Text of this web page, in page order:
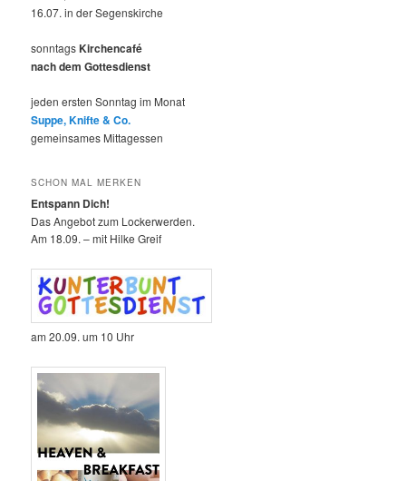
16.07. in der Segenskirche
sonntagsKirchencafé
nach dem Gottesdienst
jeden ersten Sonntag im Monat
Suppe, Knifte & Co.
gemeinsames Mittagessen
SCHON MAL MERKEN
Entspann Dich!
Das Angebot zum Lockerwerden.
Am 18.09. – mit Hilke Greif
am 20.09. um 10 Uhr